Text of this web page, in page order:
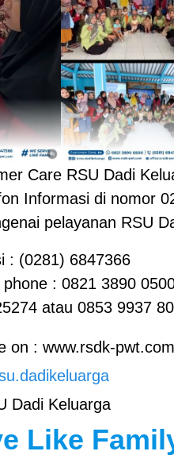
Care RSU Dadi
Informasi di nomor
pelayanan RSU
: (0281) 6847366
: 0821 3890
atau 0853 9937
on : www.rsdk-pwt.com
Dadi Keluarga
Like